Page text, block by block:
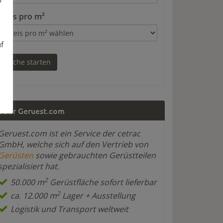
Preis pro m²
Über Geruest.com
ist ein Service der cetrac
welche sich auf den Vertrieb von
sowie gebrauchten Gerüstteilen
hat.
50.000 m2Gerüstfläche sofort lieferbar
ca. 12.000 m2Lager + Ausstellung
Logistik und Transport weltweit